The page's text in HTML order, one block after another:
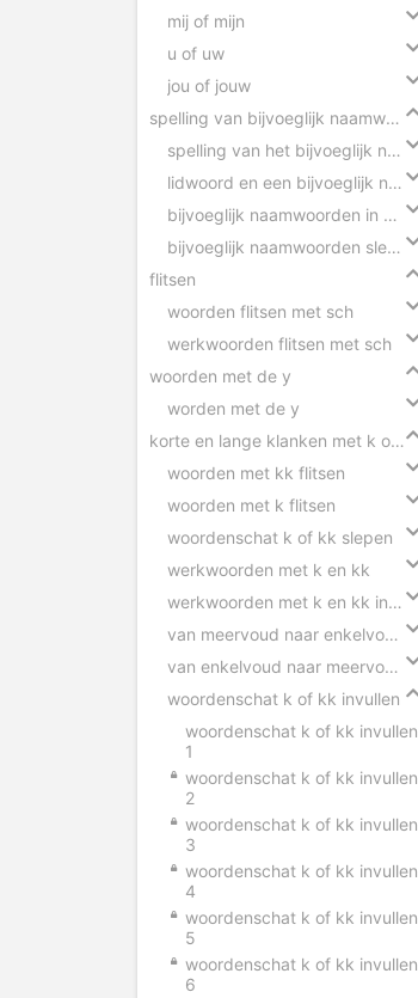
mij of mijn
u of uw
jou of jouw
spelling van bijvoeglijk naamwoorden
spelling van het bijvoeglijk naamwoord
lidwoord en een bijvoeglijk naamwoord
bijvoeglijk naamwoorden in zinnen
bijvoeglijk naamwoorden slepen
flitsen
woorden flitsen met sch
werkwoorden flitsen met sch
woorden met de y
worden met de y
korte en lange klanken met k of kk
woorden met kk flitsen
woorden met k flitsen
woordenschat k of kk slepen
werkwoorden met k en kk
werkwoorden met k en kk invullen
van meervoud naar enkelvoud k en kk
van enkelvoud naar meervoud k en kk
woordenschat k of kk invullen
woordenschat k of kk invullen
1
woordenschat k of kk invullen
2
woordenschat k of kk invullen
3
woordenschat k of kk invullen
4
woordenschat k of kk invullen
5
woordenschat k of kk invullen
6